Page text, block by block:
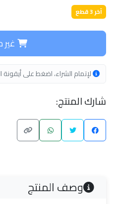
آخر 3 قطع
غير
لإتمام الشراء، اضغط على أيقونة
شارك المنتج:
وصف المنتج